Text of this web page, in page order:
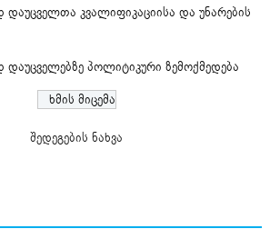
კვალიფიკაციისა და უნარების
პოლიტიკური ზემოქმედება
შედეგების ნახვა